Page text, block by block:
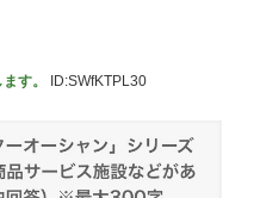
り続けよう」←この投稿が話
幕へ
き飽きしていて、野菜不足も
ル「パン...
す。 ID:SWfKTPL30